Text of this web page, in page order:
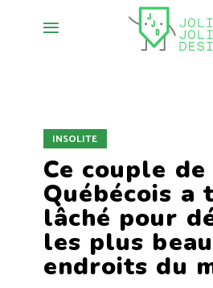
INSOLITE
Ce couple de
Québécois a
lâché pour
les plus
endroits du